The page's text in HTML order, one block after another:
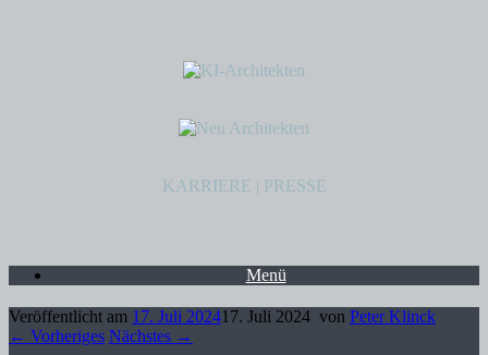
KARRIERE | PRESSE
Menü
Veröffentlicht am 17. Juli 202417. Juli 2024 von Peter Klinck
← Vorheriges Nächstes →